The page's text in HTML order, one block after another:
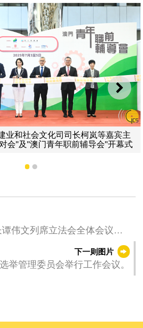
下一
业和社会文化司司长柯岚等嘉宾主
会"及"澳门青年职前辅导会"开幕式
1 2
伟文列席立法会全体会议，
下一则图片
举管理委员会举行工作会议。